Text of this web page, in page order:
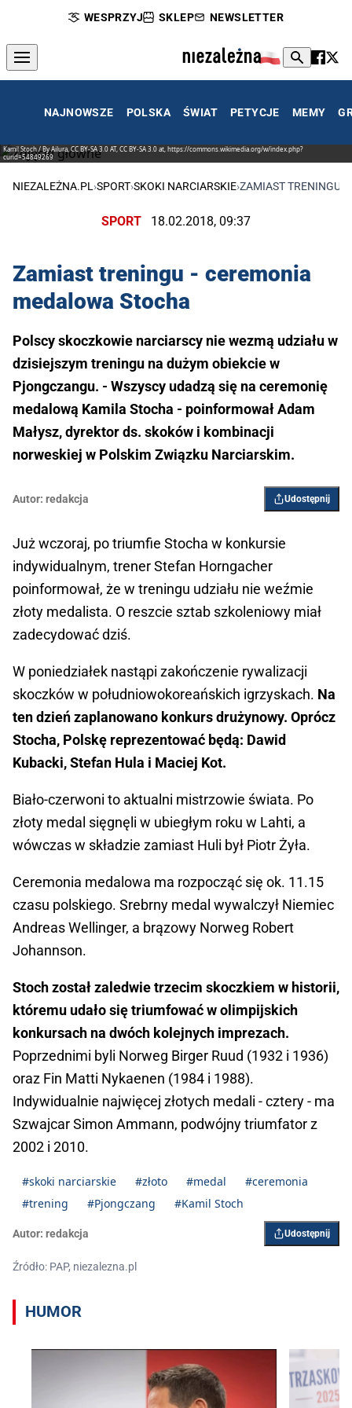
WESPRZYJ SKLEP NEWSLETTER
NAJNOWSZE POLSKA ŚWIAT PETYCJE MEMY
Kamil Stoch / By Ailura, CC BY-SA 3.0 AT, CC BY-SA 3.0 at, https://commons.wikimedia.org/w/index.php?
curid=54849269
NIEZALEŻNA.PL ›SPORT›SKOKI NARCIARSKIE›ZAMIAST TRENINGU -
SPORT 18.02.2018, 09:37
Zamiast treningu - ceremonia
medalowa Stocha
Polscy skoczkowie narciarscy nie wezmą udziału w
dzisiejszym treningu na dużym obiekcie w
Pjongczangu. - Wszyscy udadzą się na ceremonię
medalową Kamila Stocha - poinformował Adam
Małysz, dyrektor ds. skoków i kombinacji
norweskiej w Polskim Związku Narciarskim.
Autor: redakcja Udostępnij
Już wczoraj, po triumfie Stocha w konkursie
indywidualnym, trener Stefan Horngacher
poinformował, że w treningu udziału nie weźmie
złoty medalista. O reszcie sztab szkoleniowy miał
zadecydować dziś.
W poniedziałek nastąpi zakończenie rywalizacji
skoczków w południowokoreańskich igrzyskach. Na
ten dzień zaplanowano konkurs drużynowy. Oprócz
Stocha, Polskę reprezentować będą: Dawid
Kubacki, Stefan Hula i Maciej Kot.
Biało-czerwoni to aktualni mistrzowie świata. Po
złoty medal sięgnęli w ubiegłym roku w Lahti, a
wówczas w składzie zamiast Huli był Piotr Żyła.
Ceremonia medalowa ma rozpocząć się ok. 11.15
czasu polskiego. Srebrny medal wywalczył Niemiec
Andreas Wellinger, a brązowy Norweg Robert
Johannson.
Stoch został zaledwie trzecim skoczkiem w historii,
któremu udało się triumfować w olimpijskich
konkursach na dwóch kolejnych imprezach.
Poprzednimi byli Norweg Birger Ruud (1932 i 1936)
oraz Fin Matti Nykaenen (1984 i 1988).
Indywidualnie najwięcej złotych medali - cztery - ma
Szwajcar Simon Ammann, podwójny triumfator z
2002 i 2010.
#skoki narciarskie #złoto #medal
#ceremonia
#trening
#Pjongczang #Kamil Stoch
Autor: redakcja Udostępnij
Źródło: PAP, niezalezna.pl
HUMOR